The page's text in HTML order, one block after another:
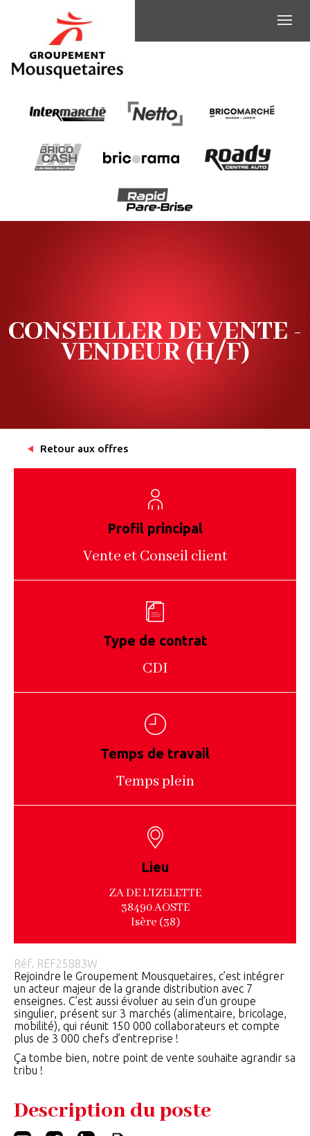
CONSEILLER
DE
VENTE
VENDEUR
(H/F)
CONSEILLER DE VENTE -
VENDEUR (H/F)
Retour aux offres
Profil principal
Vente et Conseil client
Type de contrat
CDI
Temps de travail
Temps plein
Lieu
ZA DE L'IZELETTE
38490 AOSTE
Isère (38)
Réf. REF25883W
Rejoindre le Groupement Mousquetaires, c’est intégrer
un acteur majeur de la grande distribution avec 7
enseignes. C’est aussi évoluer au sein d’un groupe
singulier, présent sur 3 marchés (alimentaire, bricolage,
mobilité), qui réunit 150 000 collaborateurs et compte
plus de 3 000 chefs d’entreprise !
Ça tombe bien, notre point de vente souhaite agrandir sa
tribu !
Description du poste